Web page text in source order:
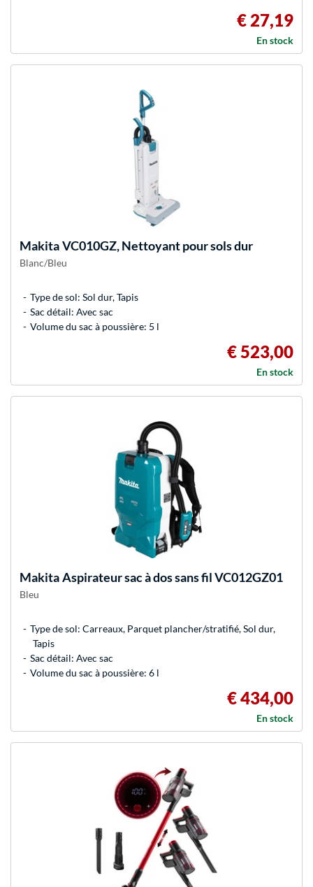
€ 27,19
En stock
MakitaVC010GZ, Nettoyant pour sols dur
Blanc/Bleu
Type de sol: Sol dur, Tapis
Sac détail: Avec sac
Volume du sac à poussière: 5 l
€ 523,00
En stock
MakitaAspirateur sac à dos sans fil VC012GZ01
Bleu
Type de sol: Carreaux, Parquet plancher/stratifié, Sol dur,
Tapis
Sac détail: Avec sac
Volume du sac à poussière: 6 l
€ 434,00
En stock